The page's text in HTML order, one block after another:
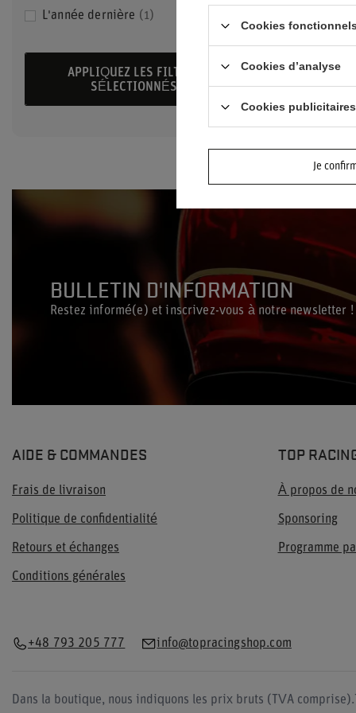
L'année dernière 1
APPLIQUEZ LES FILTRES
SÉLECTIONNÉS
40,70 €
Prix le plus
jours avant la
48,60 € -16%
Prix normal:
BULLETIN D'INFORMATION
Restez informé(e) et inscrivez-vous à notre newsletter !
AIDE & COMMANDES
Frais de livraison
Politique de confidentialité
Retours et échanges
Conditions générales
TOP
À propos de
Sponsoring
Programme
+48 793 205 777 info@topracingshop.com
Dans la boutique, nous indiquons les prix bruts (TVA comprise).
Cookies
Cookies d’analyse
Cookies publicitaires
Je